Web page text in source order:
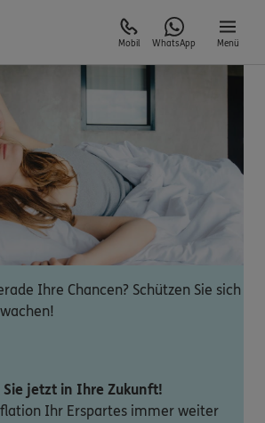
Mobil WhatsApp Menü
Ihre Chancen? Schützen Sie sich
jetzt in Ihre Zukunft!
Ihr Erspartes immer weiter